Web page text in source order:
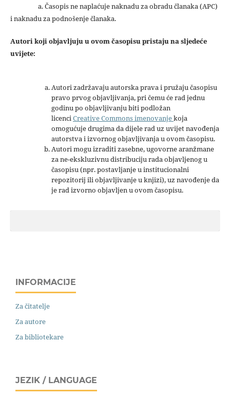
a. Časopis ne naplaćuje naknadu za obradu članaka (APC)
i naknadu za podnošenje članaka.
Autori koji objavljuju u ovom časopisu pristaju na sljedeće
uvijete:
Autori zadržavaju autorska prava i pružaju časopisu
pravo prvog objavljivanja, pri čemu će rad jednu
godinu po objavljivanju biti podložan
licenciCreative Commons imenovanjekoja
omogućuje drugima da dijele rad uz uvijet navođenja
autorstva i izvornog objavljivanja u ovom časopisu.
Autori mogu izraditi zasebne, ugovorne aranžmane
za ne-ekskluzivnu distribuciju rada objavljenog u
časopisu (npr. postavljanje u institucionalni
repozitorij ili objavljivanje u knjizi), uz navođenje da
je rad izvorno objavljen u ovom časopisu.
INFORMACIJE
Za čitatelje
Za autore
Za bibliotekare
JEZIK / LANGUAGE